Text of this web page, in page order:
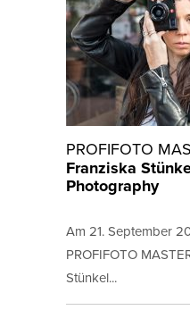
PROFIFOTO
Franziska
Photography
Am 21. September
PROFIFOTO
Stünkel...